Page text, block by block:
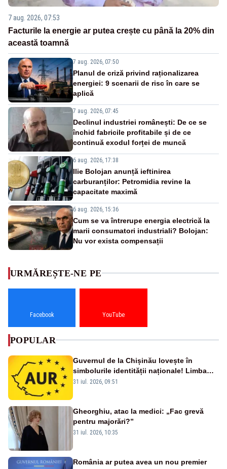
7 aug. 2026, 07:53
Facturile la energie ar putea crește cu până la 20% din
această toamnă
7 aug. 2026, 07:50
Planul de criză privind raționalizarea
energiei: 9 scenarii de risc în care se
aplică
7 aug. 2026, 07:45
Declinul industriei românești: De ce se
închid fabricile profitabile și de ce
continuă exodul forței de muncă
6 aug. 2026, 17:38
Ilie Bolojan anunță ieftinirea
carburanților: Petromidia revine la
capacitate maximă
6 aug. 2026, 15:36
Cum se va întrerupe energia electrică la
marii consumatori industriali? Bolojan:
Nu vor exista compensații
URMĂREȘTE-NE PE
Facebook YouTube
POPULAR
Guvernul de la Chișinău lovește în
simbolurile identității naționale! Limba
română nu se economisește! Limba
31 iul. 2026, 09:51
Gheorghiu, atac la medici: „Fac grevă
pentru majorări?”
31 iul. 2026, 10:35
România ar putea avea un nou premier